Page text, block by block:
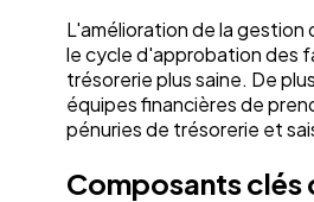
L'amélioration de la
le cycle d'approbation des
trésorerie plus saine. De
équipes financières de
pénuries de trésorerie et
Composants